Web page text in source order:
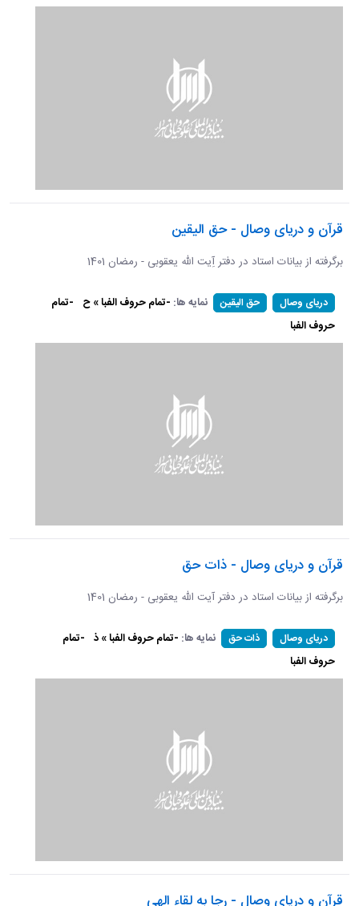
قرآن و دریای وصال - حق الیقین
برگرفته از بیانات استاد در دفتر آِیت الله یعقوبی - رمضان 1401
دریای وصال حق الیقین نمایه ها: -تمام حروف الفبا » ح -تمام
حروف الفبا
قرآن و دریای وصال - ذات حق
برگرفته از بیانات استاد در دفتر آیت الله یعقوبی - رمضان 1401
دریای وصال ذات حق نمایه ها: -تمام حروف الفبا » ذ -تمام
حروف الفبا
قرآن و دریای وصال - رجا به لقاء الهی